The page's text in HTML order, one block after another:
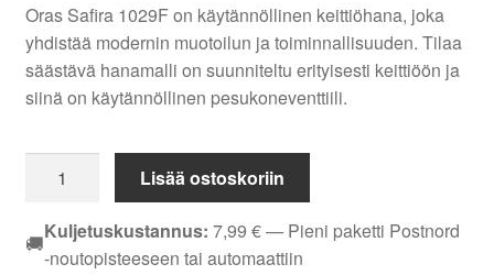
Oras Safira 1029F on käytännöllinen keittiöhana, joka
yhdistää modernin muotoilun ja toiminnallisuuden. Tilaa
säästävä hanamalli on suunniteltu erityisesti keittiöön ja
siinä on käytännöllinen pesukoneventtiili.
Safira
1029F
pkv
Lisää ostoskoriin
🚚Kuljetuskustannus: 7,99 €— Pieni paketti Postnord
-noutopisteeseen tai automaattiin